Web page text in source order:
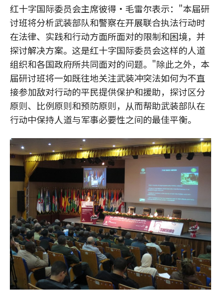
红十字国际委员会主席彼得·毛雷尔表示："本届研
讨班将分析武装部队和警察在开展联合执法行动时
在法律、实践和行动方面所面对的限制和困境，并
探讨解决方案。这是红十字国际委员会这样的人道
组织和各国政府所共同面对的问题。"除此之外，本
届研讨班将一如既往地关注武装冲突法如何为不直
接参加敌对行动的平民提供保护和援助，探讨区分
原则、比例原则和预防原则，从而帮助武装部队在
行动中保持人道与军事必要性之间的最佳平衡。